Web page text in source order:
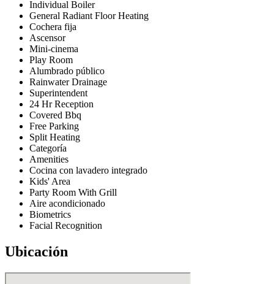
Individual Boiler
General Radiant Floor Heating
Cochera fija
Ascensor
Mini-cinema
Play Room
Alumbrado público
Rainwater Drainage
Superintendent
24 Hr Reception
Covered Bbq
Free Parking
Split Heating
Categoría
Amenities
Cocina con lavadero integrado
Kids' Area
Party Room With Grill
Aire acondicionado
Biometrics
Facial Recognition
Ubicación